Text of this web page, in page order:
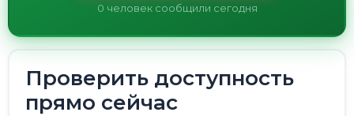
0 человек сообщили сегодня
Проверить доступность
прямо сейчас